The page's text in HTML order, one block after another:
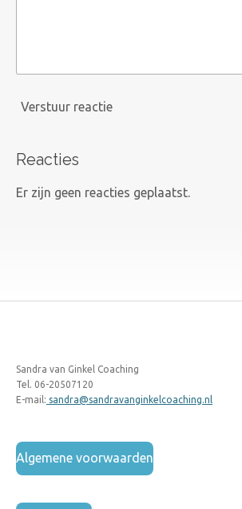
Verstuur reactie
Reacties
Er zijn geen reacties geplaatst.
Sandra van Ginkel Coaching
Tel. 06-20507120
E-mail: sandra@sandravanginkelcoaching.nl
Algemene voorwaarden